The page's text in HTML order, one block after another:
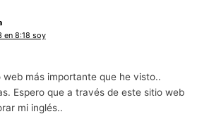
en 8:18 soy
web más importante que he visto..
Espero que a través de este sitio web
mi inglés..